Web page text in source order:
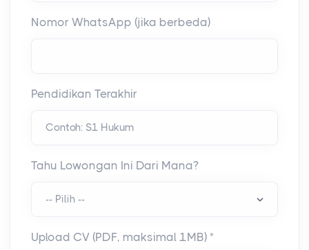
Nomor WhatsApp (jika berbeda)
Pendidikan Terakhir
Tahu Lowongan Ini Dari Mana?
Upload CV (PDF, maksimal 1MB) *